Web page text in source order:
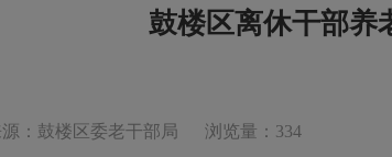
鼓楼区离休干部养
源：鼓楼区委老干部局 浏览量：334